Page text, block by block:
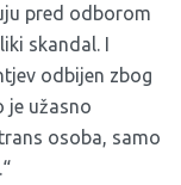
pred odborom
skandal. I
odbijen zbog
je užasno
osoba, samo